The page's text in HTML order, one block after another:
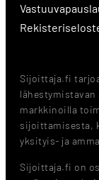
Sijoittaja.fi
markkinoilla
sijoittamisesta,
yksityis- ja
Sijoittaja.fi on